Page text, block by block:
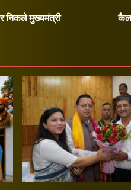
निकले मुख्यमंत्री